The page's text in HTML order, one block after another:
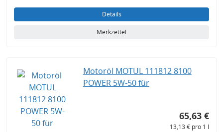
Details
Merkzettel
Motoröl MOTUL 111812 8100
POWER 5W-50 für
65,63 €
13,13 € pro 1 l